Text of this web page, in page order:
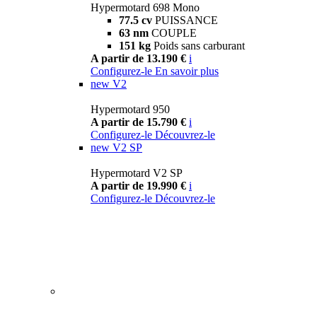
Hypermotard 698 Mono
77.5 cv PUISSANCE
63 nm COUPLE
151 kg Poids sans carburant
A partir de 13.190 € i
Configurez-le En savoir plus
new V2
Hypermotard 950
A partir de 15.790 € i
Configurez-le Découvrez-le
new V2 SP
Hypermotard V2 SP
A partir de 19.990 € i
Configurez-le Découvrez-le